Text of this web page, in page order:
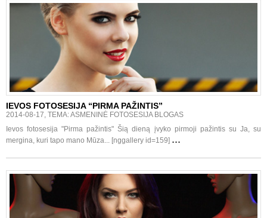
IEVOS FOTOSESIJA “PIRMA PAŽINTIS”
2014-08-17, TEMA: ASMENINĖ FOTOSESIJA BLOGAS
Ievos fotosesija "Pirma pažintis" Šią dieną įvyko pirmoji pažintis su Ja, su
mergina, kuri tapo mano Mūza... [nggallery id=159] ...